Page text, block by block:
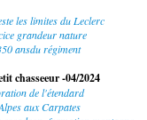
les limites du Leclerc
grandeur nature
ansdu régiment
chasseeur -04/2024
de l'étendard
aux Carpates